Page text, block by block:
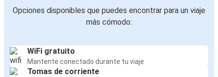
Opciones disponibles que puedes encontrar para un viaje
más cómodo:
WiFi gratuito
Mantente conectado durante tu viaje
Tomas de corriente